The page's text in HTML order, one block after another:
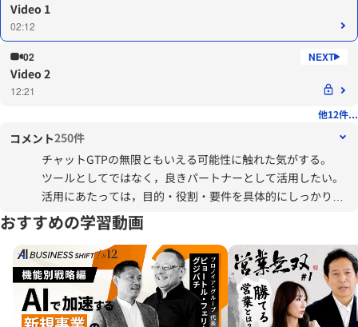
Video 1
02:12
02
Video 2
12:21
他12件...
コメント250件
チャットGTPの無限ともいえる可能性に触れた気がする。
ツールとしてではなく，良きパートナーとして活用したい。
活用にあたっては，目的・役割・要件を具体的にしっかりと
定義することが大切と理解した。
おすすめの学習動画